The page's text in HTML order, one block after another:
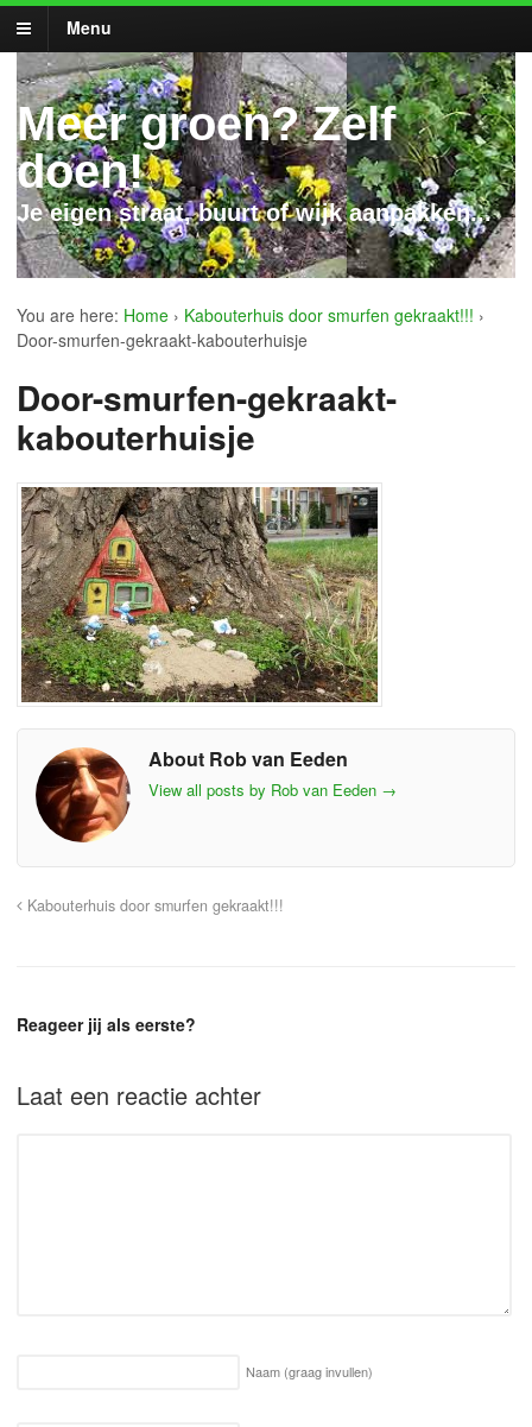
Menu
Meer groen? Zelf
doen!
Je eigen straat, buurt of wijk aanpakken...
You are here: Home › Kabouterhuis door smurfen gekraakt!!! ›
Door-smurfen-gekraakt-kabouterhuisje
Door-smurfen-gekraakt-
kabouterhuisje
About Rob van Eeden
View all posts by Rob van Eeden →
Kabouterhuis door smurfen gekraakt!!!
Reageer jij als eerste?
Laat een reactie achter
Naam (graag invullen)